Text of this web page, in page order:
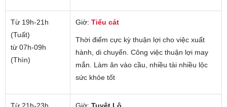
Từ 19h-21h
(Tuất)
từ 07h-09h
(Thìn)
Giờ: Tiểu cát
Thời điểm cực kỳ thuận lợi cho việc xuất
hành, di chuyển. Công việc thuận lợi may
mắn. Làm ăn vào cầu, nhiều tài nhiều lộc
sức khỏe tốt
Từ 21h-23h
Giờ: Tuyệt Lộ